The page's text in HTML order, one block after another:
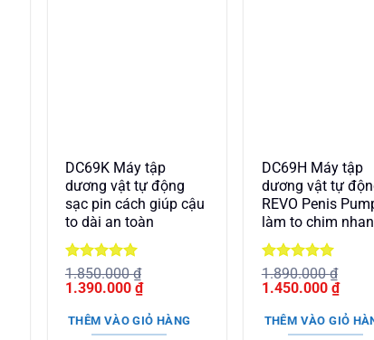
DC69K Máy tập
dương vật tự động
sạc pin cách giúp cậu
to dài an toàn
Được xếp
hạng55
1.850.000₫
Giá
là:
1.850.000 ₫.
1.390.000 ₫Giá
hiện
tại
là:
THÊM VÀO GIỎ HÀNG
DC69H Máy tập
dương vật tự
REVO Penis
làm to chim
Được xếp
hạng55
1.890.000₫
Giá
là:
1.890.000 ₫.
1.450.000 ₫Giá
hiện
tại
là:
THÊM VÀO GIỎ